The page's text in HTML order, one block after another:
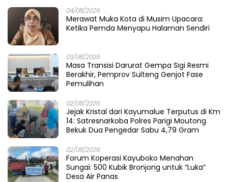
04/08/2026
Merawat Muka Kota di Musim Upacara:
Ketika Pemda Menyapu Halaman Sendiri
03/08/2026
Masa Transisi Darurat Gempa Sigi Resmi
Berakhir, Pemprov Sulteng Genjot Fase
Pemulihan
02/08/2026
Jejak Kristal dari Kayumalue Terputus di Km
14: Satresnarkoba Polres Parigi Moutong
Bekuk Dua Pengedar Sabu 4,79 Gram
02/08/2026
Forum Koperasi Kayuboko Menahan
Sungai: 500 Kubik Bronjong untuk “Luka”
Desa Air Panas